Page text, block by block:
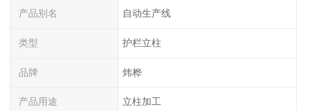
产品别名 自动生产线
类型 护栏立柱
品牌 炜桦
产品用途 立柱加工